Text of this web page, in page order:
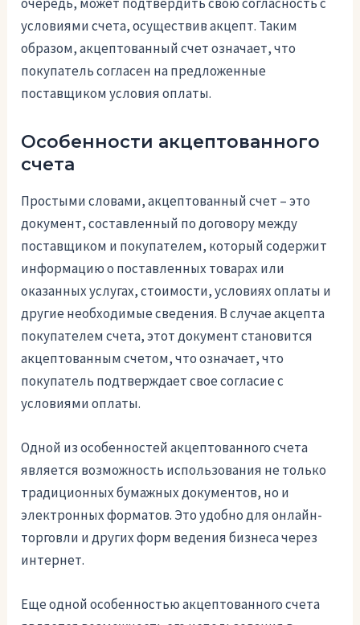
условиями счета, осуществив акцепт. Таким
образом, акцептованный счет означает, что
покупатель согласен на предложенные
поставщиком условия оплаты.
Особенности акцептованного
счета
Простыми словами, акцептованный счет – это
документ, составленный по договору между
поставщиком и покупателем, который содержит
информацию о поставленных товарах или
оказанных услугах, стоимости, условиях оплаты и
другие необходимые сведения. В случае акцепта
покупателем счета, этот документ становится
акцептованным счетом, что означает, что
покупатель подтверждает свое согласие с
условиями оплаты.
Одной из особенностей акцептованного счета
является возможность использования не только
традиционных бумажных документов, но и
электронных форматов. Это удобно для онлайн-
торговли и других форм ведения бизнеса через
интернет.
Еще одной особенностью акцептованного счета